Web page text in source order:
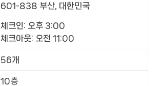
601-838 부산, 대한민국
체크인: 오후 3:00
체크아웃: 오전 11:00
56개
10층